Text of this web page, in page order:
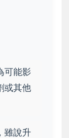
可能影
或其他
雖說升